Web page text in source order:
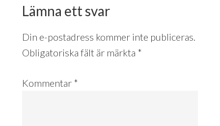
Lämna ett svar
Din e-postadress kommer inte publiceras.
Obligatoriska fält är märkta *
Kommentar *